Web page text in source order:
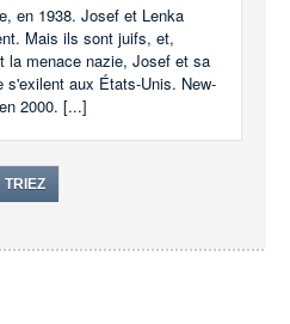
en 1938. Josef et Lenka
Mais ils sont juifs, et,
la menace nazie, Josef et sa
s'exilent aux États-Unis. New-
2000. [...]
TRIEZ